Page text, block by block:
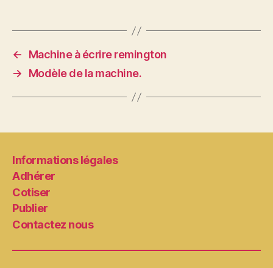
←
Machine à écrire remington
→
Modèle de la machine.
Informations légales
Adhérer
Cotiser
Publier
Contactez nous